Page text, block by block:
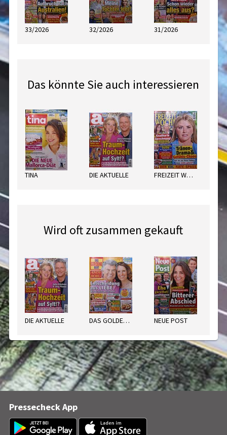
33/2026 32/2026 31/2026
Das könnte Sie auch interessieren
TINA DIE AKTUELLE FREIZEIT WOCHE
Wird oft zusammen gekauft
DIE AKTUELLE DAS GOLDENE BLATT NEUE POST
Pressecheck App